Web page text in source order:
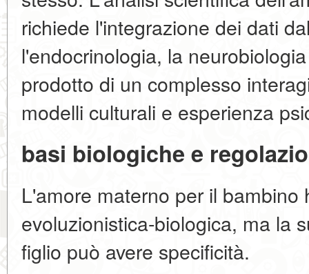
richiede l'integrazione dei dati
l'endocrinologia, la
prodotto di un complesso
modelli culturali e esperienza
basi biologiche e
L'amore materno per il
evoluzionistica-biologica, ma la
figlio può avere specificità.